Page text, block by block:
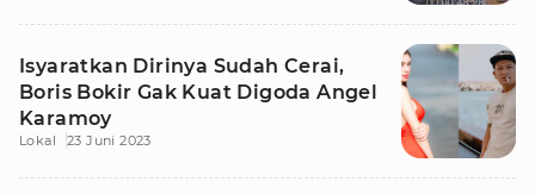
Isyaratkan Dirinya Sudah Cerai,
Boris Bokir Gak Kuat Digoda Angel
Karamoy
Lokal 23 Juni 2023